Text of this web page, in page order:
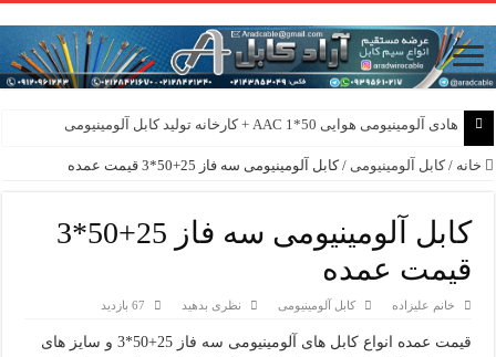
هادی آلومینیومی هوایی 50*1 AAC + کارخانه تولید کابل آلومینیومی
خانه / کابل آلومینیومی / کابل آلومینیومی سه فاز 25+50*3 قیمت عمده
کابل آلومینیومی سه فاز 25+50*3
قیمت عمده
خانم علیزاده کابل آلومینیومی نظری بدهید 67 بازدید
قیمت عمده انواع کابل های آلومینیومی سه فاز 25+50*3 و سایز های